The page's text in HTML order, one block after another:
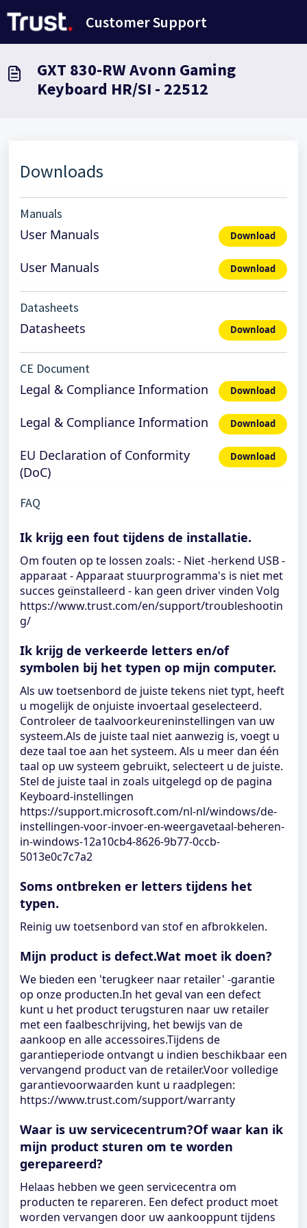
Customer Support
GXT 830-RW Avonn Gaming
Keyboard HR/SI - 22512
Downloads
Manuals
User Manuals Download
User Manuals Download
Datasheets
Datasheets Download
CE Document
Legal & Compliance Information Download
Legal & Compliance Information Download
EU Declaration of Conformity
(DoC)
Download
FAQ
Ik krijg een fout tijdens de installatie.
Om fouten op te lossen zoals: - Niet -herkend USB -
apparaat - Apparaat stuurprogramma's is niet met
succes geïnstalleerd - kan geen driver vinden Volg
https://www.trust.com/en/support/troubleshootin
g/
Ik krijg de verkeerde letters en/of
symbolen bij het typen op mijn computer.
Als uw toetsenbord de juiste tekens niet typt, heeft
u mogelijk de onjuiste invoertaal geselecteerd.
Controleer de taalvoorkeureninstellingen van uw
systeem.Als de juiste taal niet aanwezig is, voegt u
deze taal toe aan het systeem. Als u meer dan één
taal op uw systeem gebruikt, selecteert u de juiste.
Stel de juiste taal in zoals uitgelegd op de pagina
Keyboard-instellingen
https://support.microsoft.com/nl-nl/windows/de-
instellingen-voor-invoer-en-weergavetaal-beheren-
in-windows-12a10cb4-8626-9b77-0ccb-
5013e0c7c7a2
Soms ontbreken er letters tijdens het
typen.
Reinig uw toetsenbord van stof en afbrokkelen.
Mijn product is defect.Wat moet ik doen?
We bieden een 'terugkeer naar retailer' -garantie
op onze producten.In het geval van een defect
kunt u het product terugsturen naar uw retailer
met een faalbeschrijving, het bewijs van de
aankoop en alle accessoires.Tijdens de
garantieperiode ontvangt u indien beschikbaar een
vervangend product van de retailer.Voor volledige
garantievoorwaarden kunt u raadplegen:
https://www.trust.com/support/warranty
Waar is uw servicecentrum?Of waar kan ik
mijn product sturen om te worden
gerepareerd?
Helaas hebben we geen servicecentra om
producten te repareren. Een defect product moet
worden vervangen door uw aankooppunt tijdens